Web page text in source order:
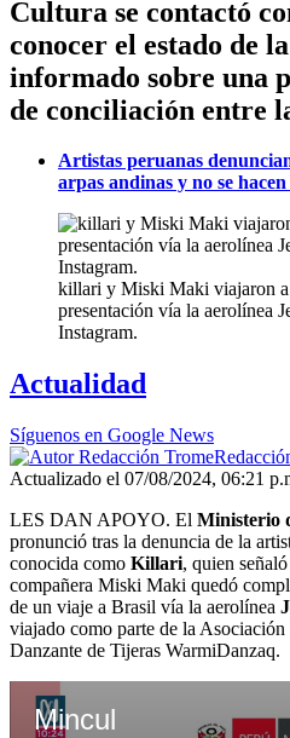
Cultura se contactó
conocer el estado de
informado sobre una
de conciliación entre
Artistas peruanas
arpas andinas y no se
killari y Miski Maki viajaron a
presentación vía la aerolínea
Instagram.
Actualidad
Síguenos en Google News
Actualizado el 07/08/2024, 06:21
LES DAN APOYO. El Ministerio
pronunció tras la denuncia de la
conocida como Killari, quien
compañera Miski Maki quedó
de un viaje a Brasil vía la aerolínea
viajado como parte de la
Danzante de Tijeras WarmiDanzaq.
Mincul